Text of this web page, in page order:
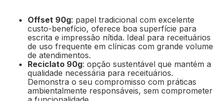
Offset 90g: papel tradicional com excelente
custo-benefício, oferece boa superfície para
escrita e impressão nítida. Ideal para receituários
de uso frequente em clínicas com grande volume
de atendimentos.
Reciclato 90g: opção sustentável que mantém a
qualidade necessária para receituários.
Demonstra o seu compromisso com práticas
ambientalmente responsáveis, sem comprometer